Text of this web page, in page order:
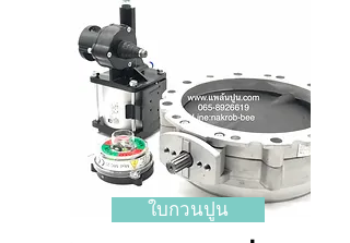
ใบกวนปูน